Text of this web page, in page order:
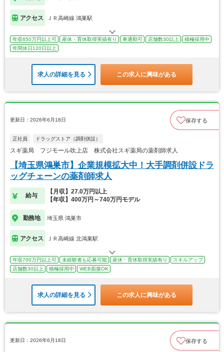
アクセス ＪＲ高崎線 鴻巣駅
年収650万円以上可 産休・育休取得実績有り 車通勤可 店舗数30以上
積極採用中
年間休日120日以上
求人の詳細を見る この求人に興味がある
更新日：2026年6月18日 保存する
正社員 ドラッグストア（調剤併設）
スギ薬局 フジモール吹上店 株式会社スギ薬局の薬剤師求人
【埼玉県鴻巣市】企業規模拡大中！大手調剤併設ドラ
ッグチェーンの薬剤師求人
給与
【月収】27.0万円以上
【年収】400万円～740万円モデル
勤務地 埼玉県 鴻巣市
アクセス ＪＲ高崎線 北鴻巣駅
年収700万円以上可 未経験者も応募可能 産休・育休取得実績有り
スキルアップ
店舗数30以上
積極採用中 WEB面接OK
求人の詳細を見る この求人に興味がある
更新日：2026年6月18日 保存する